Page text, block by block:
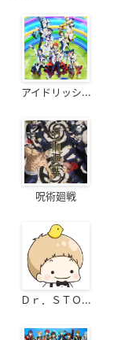
アイドリッシ...
呪術廻戦
Ｄｒ．ＳＴＯ...